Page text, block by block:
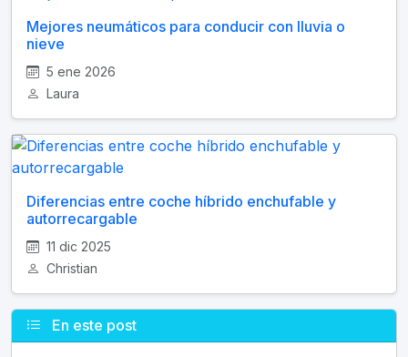
Mejores neumáticos para conducir con lluvia o
nieve
5 ene 2026
Laura
Diferencias entre coche híbrido enchufable y
autorrecargable
11 dic 2025
Christian
En este post